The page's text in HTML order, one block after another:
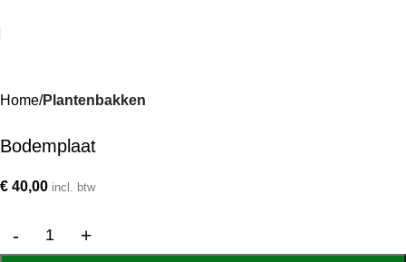
Home Plantenbakken
Bodemplaat
€ 40,00 incl. btw